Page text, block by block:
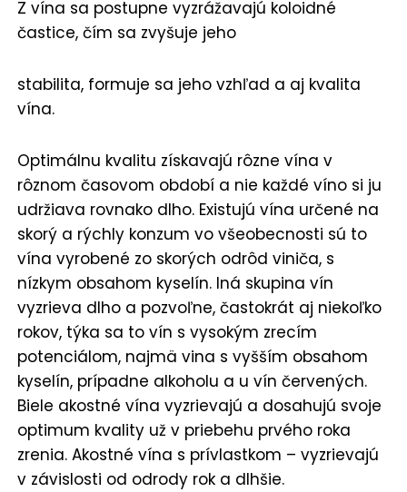
Z vína sa postupne vyzrážavajú koloidné
častice, čím sa zvyšuje jeho
stabilita, formuje sa jeho vzhľad a aj kvalita
vína.
Optimálnu kvalitu získavajú rôzne vína v
rôznom časovom období a nie každé víno si ju
udržiava rovnako dlho. Existujú vína určené na
skorý a rýchly konzum vo všeobecnosti sú to
vína vyrobené zo skorých odrôd viniča, s
nízkym obsahom kyselín. Iná skupina vín
vyzrieva dlho a pozvoľne, častokrát aj niekoľko
rokov, týka sa to vín s vysokým zrecím
potenciálom, najmä vina s vyšším obsahom
kyselín, prípadne alkoholu a u vín červených.
Biele akostné vína vyzrievajú a dosahujú svoje
optimum kvality už v priebehu prvého roka
zrenia. Akostné vína s prívlastkom – vyzrievajú
v závislosti od odrody rok a dlhšie.